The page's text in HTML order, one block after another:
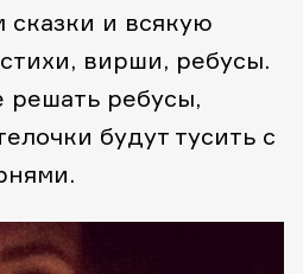
сказки и всякую
вирши, ребусы.
решать ребусы,
будут тусить с